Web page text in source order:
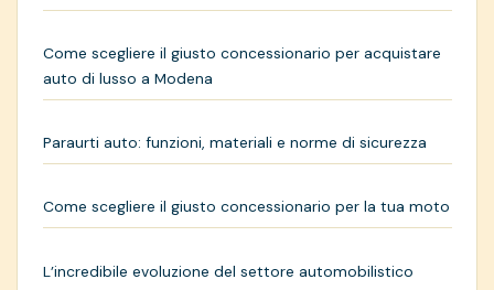
Come scegliere il giusto concessionario per acquistare
auto di lusso a Modena
Paraurti auto: funzioni, materiali e norme di sicurezza
Come scegliere il giusto concessionario per la tua moto
L’incredibile evoluzione del settore automobilistico